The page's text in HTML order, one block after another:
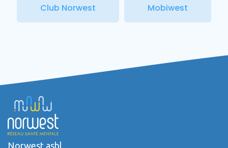
Club Norwest Mobiwest
Norwest asbl